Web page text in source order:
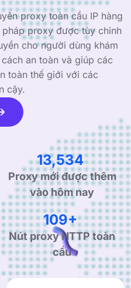
proxy toàn cầu IP hàng
proxy được tùy chỉnh
cho người dùng khám
an toàn và giúp các
toàn thế giới với các
cậy.
23,544
Proxy mới được thêm
vào hôm nay
190+
Nút proxy HTTP toàn
cầu